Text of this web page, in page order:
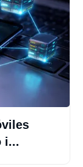
i...